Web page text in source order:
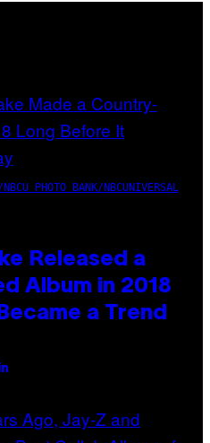
PHOTO BANK/NBCUNIVERSAL
Released a
Album in 2018
a Trend